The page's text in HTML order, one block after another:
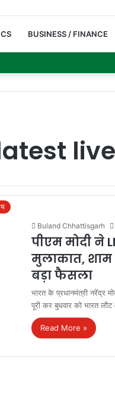
BUSINESS / FINANCE
live
Buland Chhattisgarh
पीएम मोदी ने
मुलाकात,
बड़ा फैसला
भारत के प्रधानमंत्री नरेंद्र
पूरी कर बुधवार को भारत
Read More »